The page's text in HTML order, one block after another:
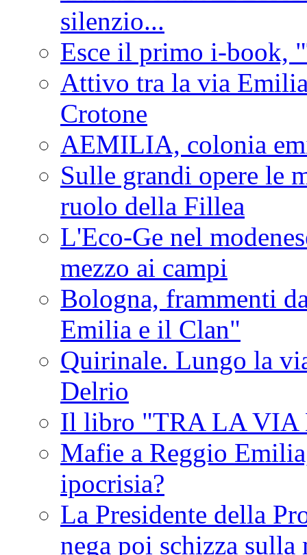
silenzio...
Esce il primo i-book,
Attivo tra la via
Crotone
AEMILIA, colonia
Sulle grandi opere le
ruolo della Fillea
L'Eco-Ge nel
mezzo ai campi
Bologna, frammenti
Emilia e il Clan"
Quirinale. Lungo la
Delrio
Il libro "TRA LA
Mafie a Reggio
ipocrisia?
La Presidente della
nega poi schizza sulla